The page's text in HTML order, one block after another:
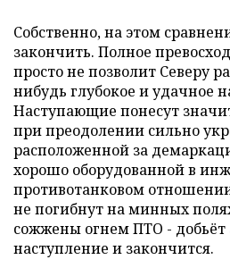
Собственно, на этом
закончить. Полное
просто не позволит Северу
нибудь глубокое и удачное
Наступающие понесут
при преодолении сильно
расположенной за
хорошо оборудованной в
противотанковом
не погибнут на минных
сожжены огнем ПТО -
наступление и закончится.